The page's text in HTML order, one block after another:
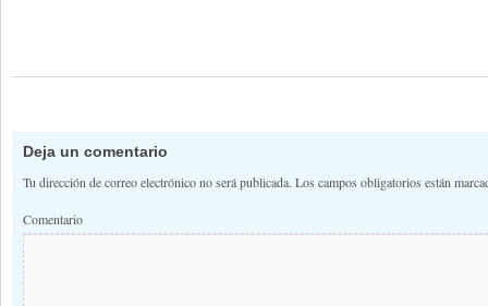
Deja un comentario
Tu dirección de correo electrónico no será publicada. Los campos obligatorios están
Comentario